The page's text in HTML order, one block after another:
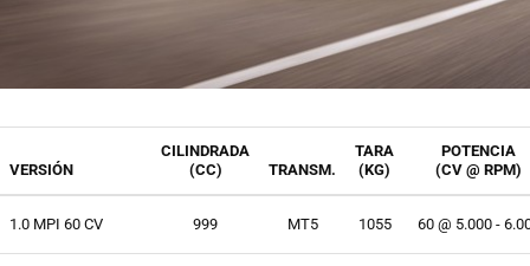
VERSIÓN
CILINDRADA
(CC)
TRANSM.
TARA
(KG)
POTENCIA
(CV @ RPM)
1.0 MPI 60 CV 999 MT5 1055 60 @ 5.000 -